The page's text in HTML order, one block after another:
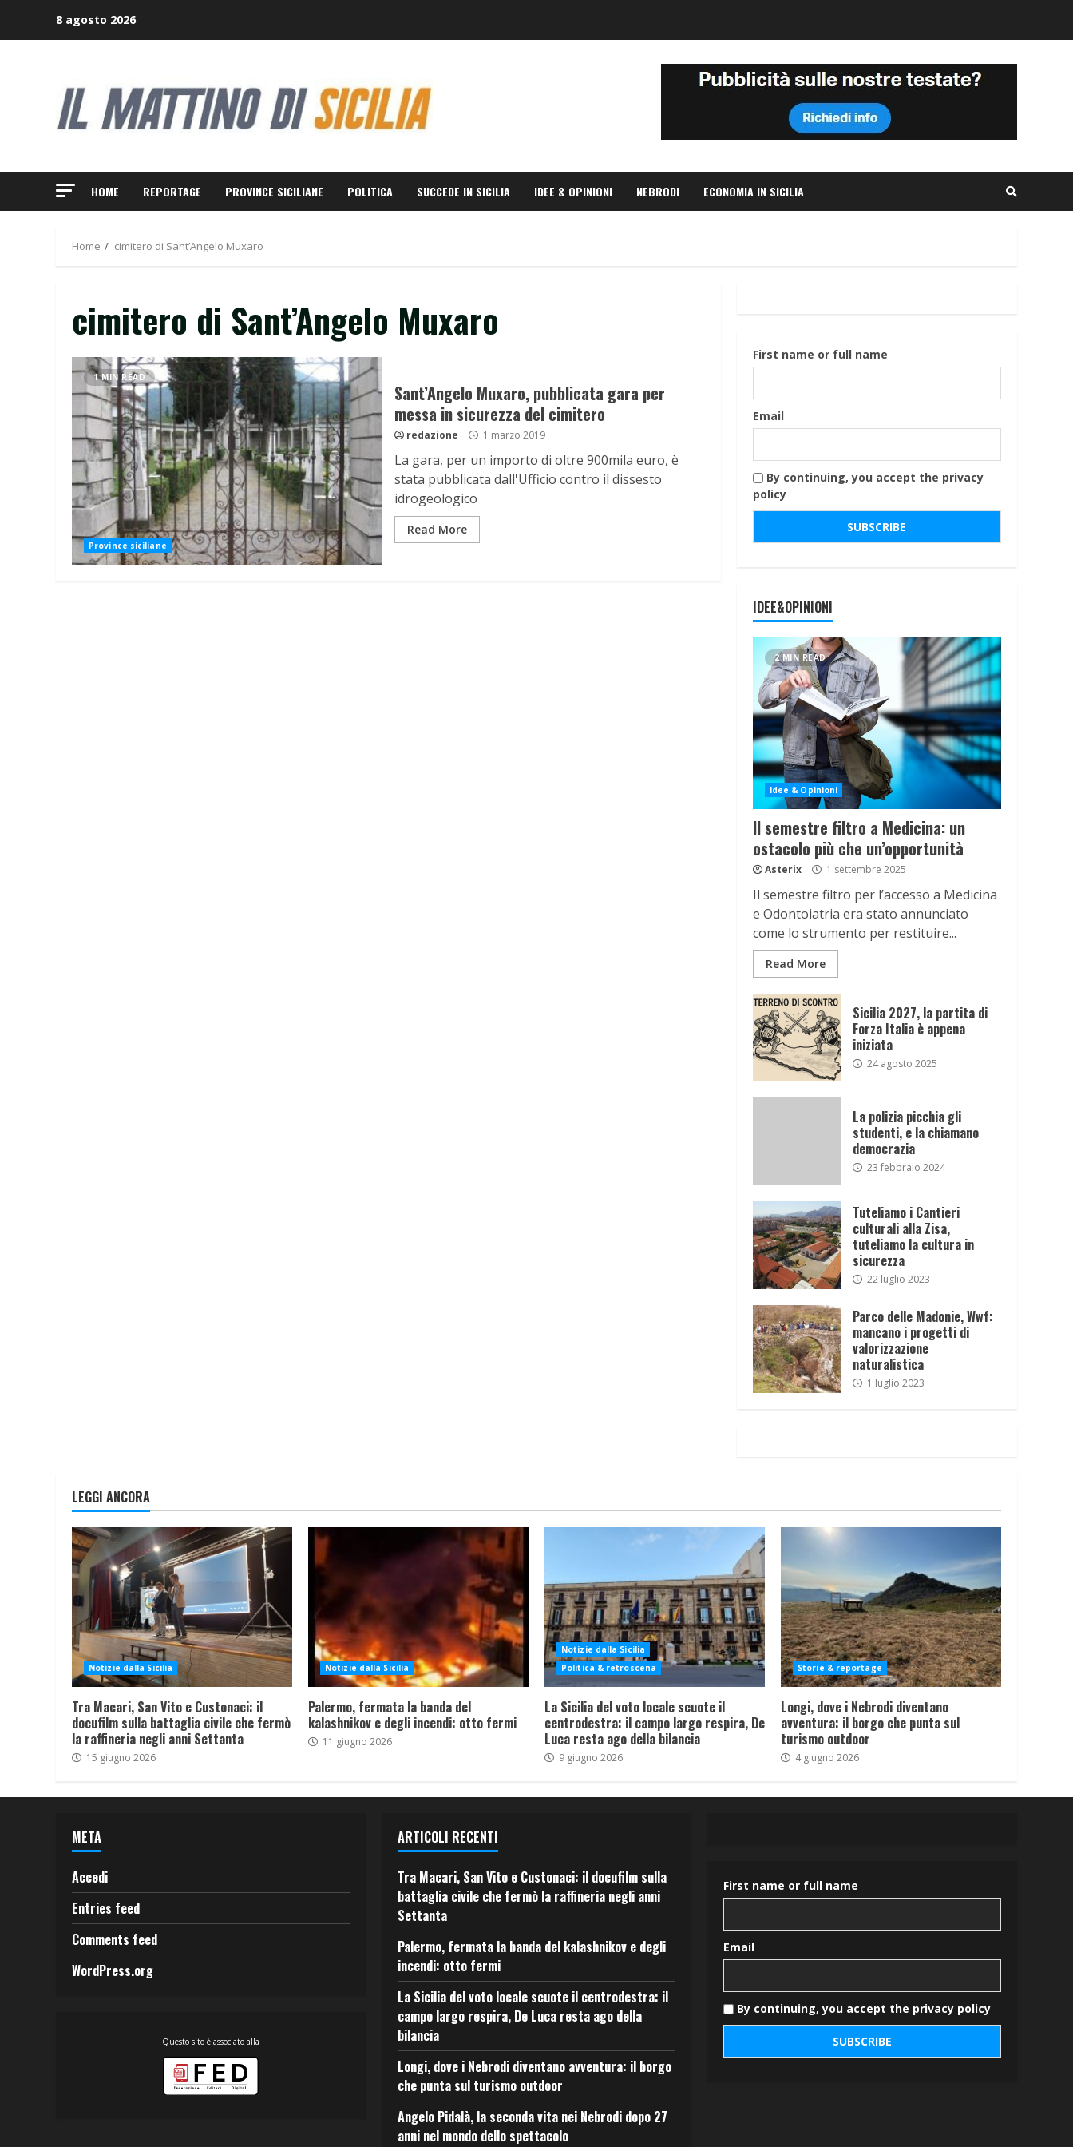
8 agosto 2026
HOME REPORTAGE PROVINCE SICILIANE POLITICA SUCCEDE IN SICILIA IDEE & OPINIONI NEBRODI ECONOMIA IN SICILIA
Home cimitero di Sant’Angelo Muxaro
cimitero di Sant’Angelo Muxaro
1 MIN READ
Province siciliane
Sant’Angelo Muxaro, pubblicata gara per
messa in sicurezza del cimitero
redazione 1 marzo 2019
La gara, per un importo di oltre 900mila euro, è
stata pubblicata dall'Ufficio contro il dissesto
idrogeologico
Read More
First name or full name
Email
By continuing, you accept the privacy
policy
IDEE&OPINIONI
2 MIN READ
Idee & Opinioni
Il semestre filtro a Medicina: un
ostacolo più che un’opportunità
Asterix 1 settembre 2025
Il semestre filtro per l’accesso a Medicina
e Odontoiatria era stato annunciato
come lo strumento per restituire...
Read More
Sicilia 2027, la partita di
Forza Italia è appena
iniziata
24 agosto 2025
La polizia picchia gli
studenti, e la chiamano
democrazia
23 febbraio 2024
Tuteliamo i Cantieri
culturali alla Zisa,
tuteliamo la cultura in
sicurezza
22 luglio 2023
Parco delle Madonie, Wwf:
mancano i progetti di
valorizzazione
naturalistica
1 luglio 2023
LEGGI ANCORA
Notizie dalla Sicilia
Tra Macari, San Vito e Custonaci: il
docufilm sulla battaglia civile che fermò
la raffineria negli anni Settanta
15 giugno 2026
Notizie dalla Sicilia
Palermo, fermata la banda del
kalashnikov e degli incendi: otto fermi
11 giugno 2026
Notizie dalla Sicilia
Politica & retroscena
La Sicilia del voto locale scuote il
centrodestra: il campo largo respira, De
Luca resta ago della bilancia
9 giugno 2026
Storie & reportage
Longi, dove i Nebrodi diventano
avventura: il borgo che punta sul
turismo outdoor
4 giugno 2026
META
Accedi
Entries feed
Comments feed
WordPress.org
Questo sito è associato alla
ARTICOLI RECENTI
Tra Macari, San Vito e Custonaci: il docufilm sulla
battaglia civile che fermò la raffineria negli anni
Settanta
Palermo, fermata la banda del kalashnikov e degli
incendi: otto fermi
La Sicilia del voto locale scuote il centrodestra: il
campo largo respira, De Luca resta ago della
bilancia
Longi, dove i Nebrodi diventano avventura: il borgo
che punta sul turismo outdoor
Angelo Pidalà, la seconda vita nei Nebrodi dopo 27
anni nel mondo dello spettacolo
First name or full name
Email
By continuing, you accept the privacy policy